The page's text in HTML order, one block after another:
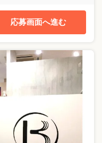
応募画面へ進む